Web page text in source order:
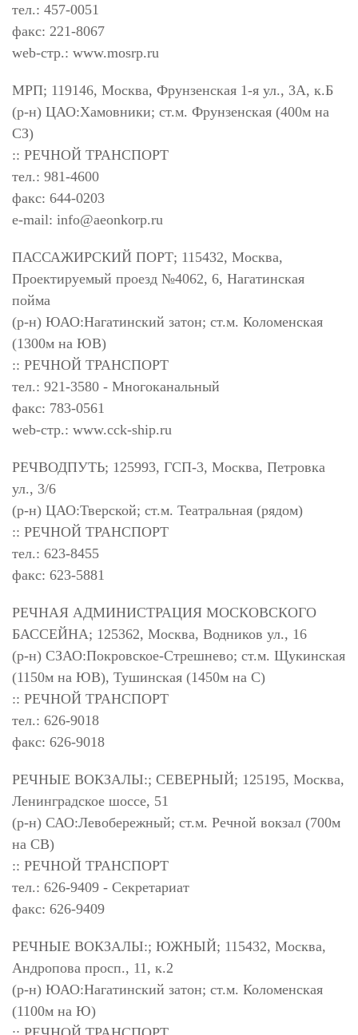
тел.: 457-0051
факс: 221-8067
web-стр.: www.mosrp.ru
МРП; 119146, Москва, Фрунзенская 1-я ул., 3А, к.Б
(р-н) ЦАО:Хамовники; ст.м. Фрунзенская (400м на
СЗ)
:: РЕЧНОЙ ТРАНСПОРТ
тел.: 981-4600
факс: 644-0203
e-mail: info@aeonkorp.ru
ПАССАЖИРСКИЙ ПОРТ; 115432, Москва,
Проектируемый проезд №4062, 6, Нагатинская
пойма
(р-н) ЮАО:Нагатинский затон; ст.м. Коломенская
(1300м на ЮВ)
:: РЕЧНОЙ ТРАНСПОРТ
тел.: 921-3580 - Многоканальный
факс: 783-0561
web-стр.: www.cck-ship.ru
РЕЧВОДПУТЬ; 125993, ГСП-3, Москва, Петровка
ул., 3/6
(р-н) ЦАО:Тверской; ст.м. Театральная (рядом)
:: РЕЧНОЙ ТРАНСПОРТ
тел.: 623-8455
факс: 623-5881
РЕЧНАЯ АДМИНИСТРАЦИЯ МОСКОВСКОГО
БАССЕЙНА; 125362, Москва, Водников ул., 16
(р-н) СЗАО:Покровское-Стрешнево; ст.м. Щукинская
(1150м на ЮВ), Тушинская (1450м на С)
:: РЕЧНОЙ ТРАНСПОРТ
тел.: 626-9018
факс: 626-9018
РЕЧНЫЕ ВОКЗАЛЫ:; СЕВЕРНЫЙ; 125195, Москва,
Ленинградское шоссе, 51
(р-н) САО:Левобережный; ст.м. Речной вокзал (700м
на СВ)
:: РЕЧНОЙ ТРАНСПОРТ
тел.: 626-9409 - Секретариат
факс: 626-9409
РЕЧНЫЕ ВОКЗАЛЫ:; ЮЖНЫЙ; 115432, Москва,
Андропова просп., 11, к.2
(р-н) ЮАО:Нагатинский затон; ст.м. Коломенская
(1100м на Ю)